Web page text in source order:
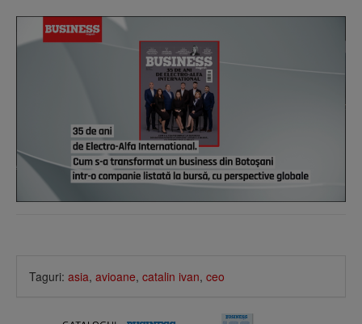
Taguri: asia, avioane, catalin ivan, ceo